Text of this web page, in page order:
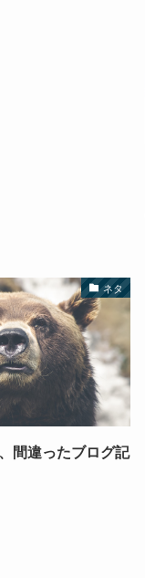
ネタ
間違ったブログ記